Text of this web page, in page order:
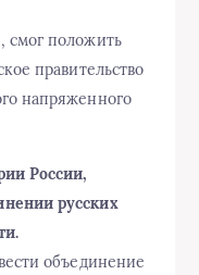
смог положить
правительство
напряженного
России,
русских
объединение